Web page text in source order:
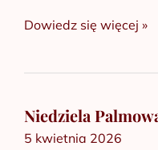
Dowiedz się więcej »
Niedziela
5 kwietnia 2026
Niedziela
Palmowa